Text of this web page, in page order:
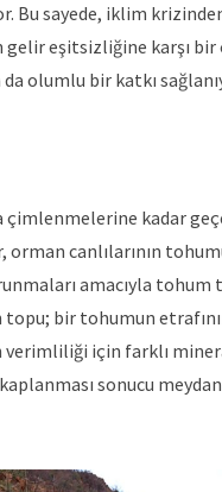
Bu sayede, iklim
eşitsizliğine karşı bir
olumlu bir katkı
çimlenmelerine kadar
orman canlılarının
amacıyla tohum
topu; bir tohumun
için farklı
kaplanması sonucu